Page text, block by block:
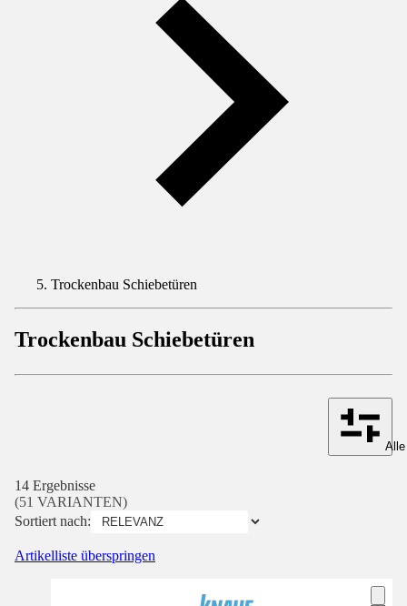
Trockenbau Schiebetüren
Trockenbau Schiebetüren
14 Ergebnisse
(51 VARIANTEN)
Sortiert nach:
Artikelliste überspringen